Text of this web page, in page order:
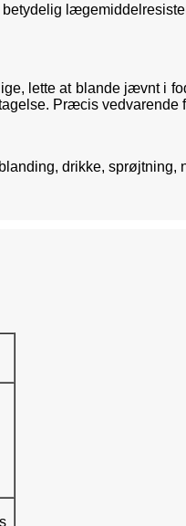
lette at blande jævnt i
Præcis
drikke,